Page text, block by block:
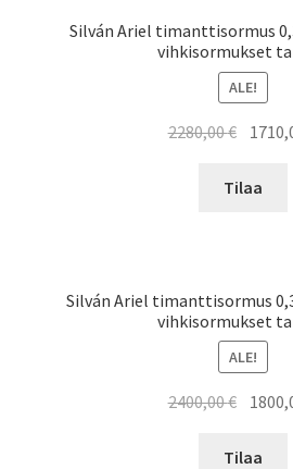
Silván Ariel timanttisormus
vihkisormukset
ALE!
2280,00€
oli:
Tilaa
Silván Ariel timanttisormus
vihkisormukset
ALE!
2400,00€
oli:
Tilaa